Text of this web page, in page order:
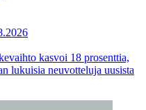
kasvoi 18 prosenttia,
lukuisia neuvotteluja uusista